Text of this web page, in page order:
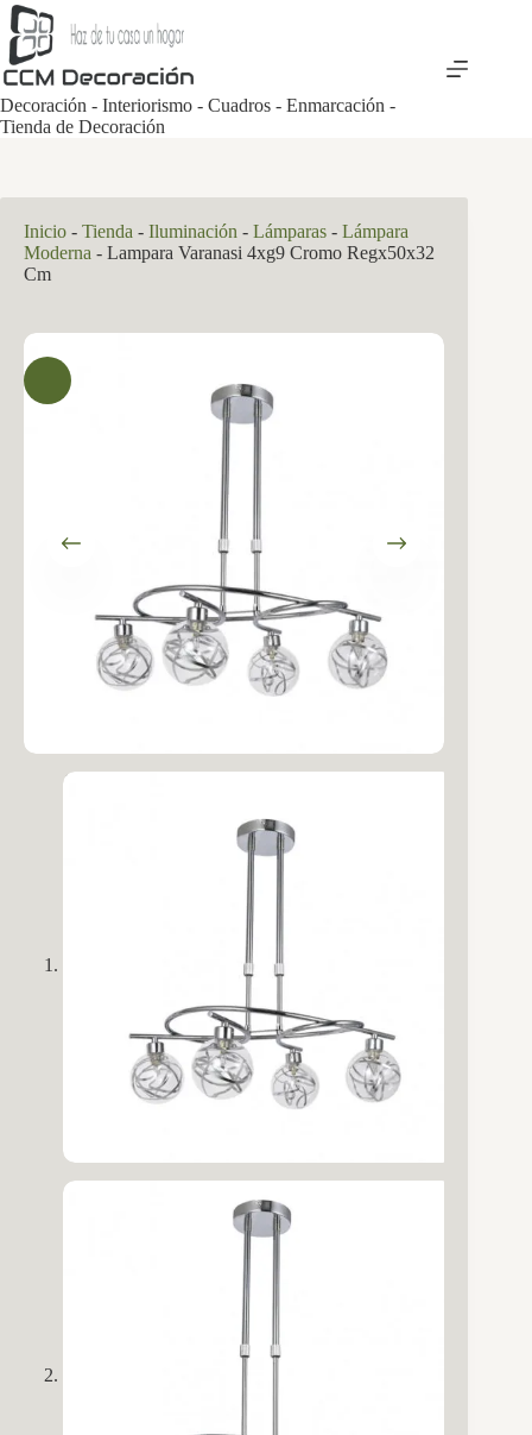
Saltar
al
contenido
Decoración - Interiorismo - Cuadros - Enmarcación -
Tienda de Decoración
Inicio - Tienda - Iluminación - Lámparas - Lámpara
Moderna - Lampara Varanasi 4xg9 Cromo Regx50x32
Cm